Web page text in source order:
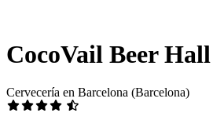
CocoVail Beer Hall
Cervecería en Barcelona (Barcelona)